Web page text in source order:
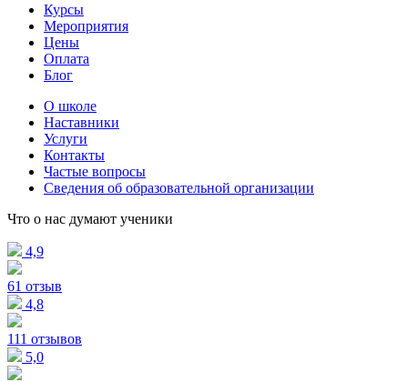
Курсы
Мероприятия
Цены
Оплата
Блог
О школе
Наставники
Услуги
Контакты
Частые вопросы
Сведения об образовательной организации
Что о нас думают ученики
4,9
61 отзыв
4,8
111 отзывов
5,0